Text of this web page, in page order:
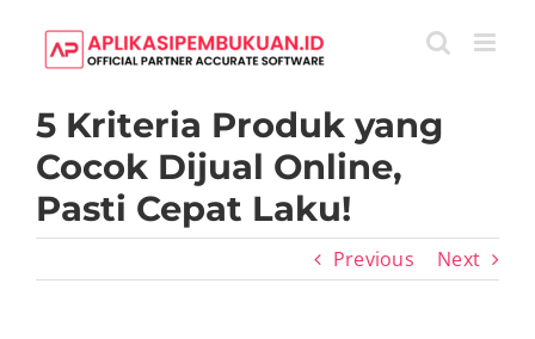
content
5 Kriteria Produk yang
Cocok Dijual Online,
Pasti Cepat Laku!
Previous Next